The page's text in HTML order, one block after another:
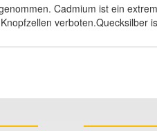
Cadmium ist ein
verboten.Quecksilber